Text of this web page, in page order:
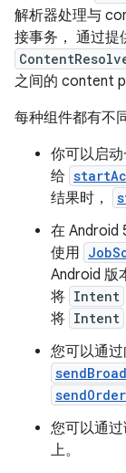
解析器处理与
接事务， 通过提
之间的 content
每种组件都有不
你可以启
给
结果时，
在 Android
使用
Android 版
将 Intent
将 Intent
您可以通
您可以通
上。